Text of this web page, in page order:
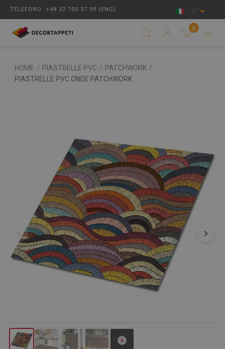
TELEFONO: +48 32 700 37 99 (ENG)
0
HOME / PIASTRELLE PVC / PATCHWORK /
PIASTRELLE PVC ONDE PATCHWORK
‹ ›